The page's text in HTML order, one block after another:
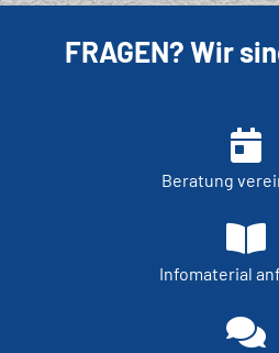
FRAGEN? Wir
Beratung
Infomaterial